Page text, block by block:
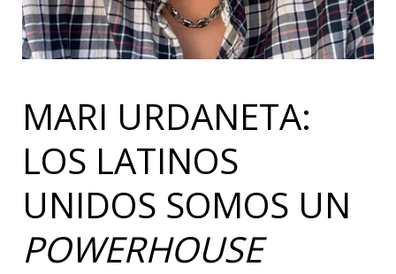
MARI URDANETA:
LOS LATINOS
UNIDOS SOMOS UN
POWERHOUSE